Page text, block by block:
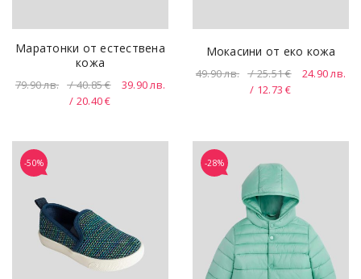
Маратонки от естествена
кожа
79.90лв. / 40.85 € 39.90лв.
/ 20.40 €
Мокасини от еко кожа
49.90лв. / 25.51 € 24.90лв.
/ 12.73 €
-50% -28%